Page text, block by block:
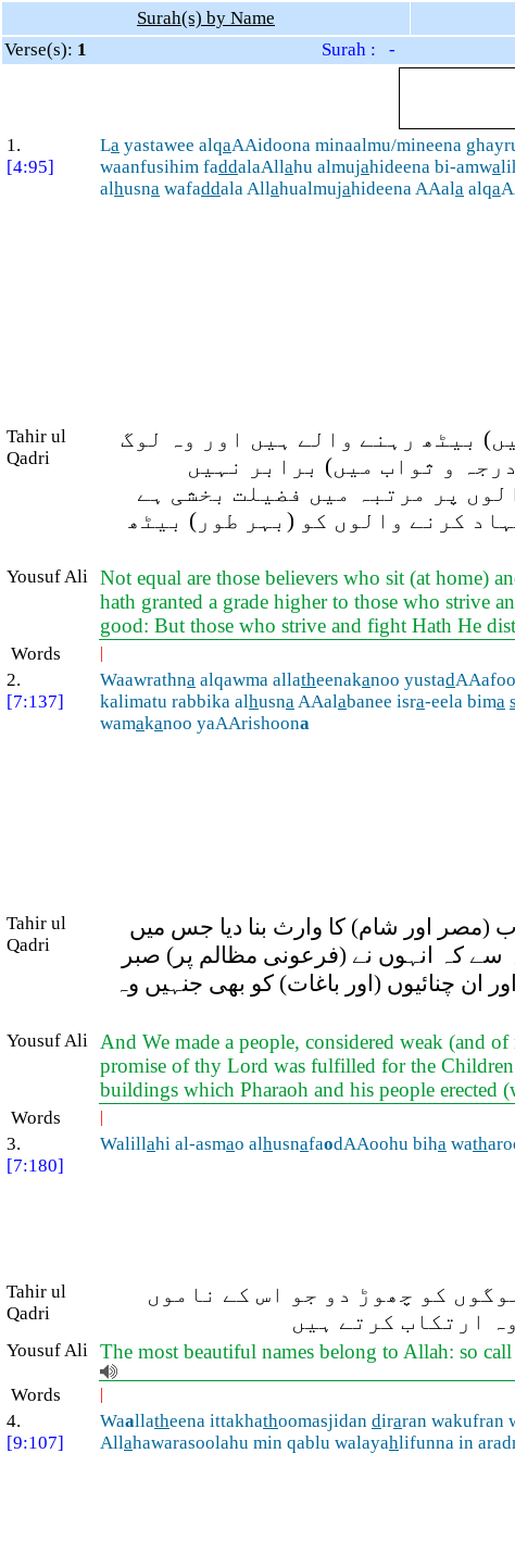
Surah(s) by Name
Verse(s): 1 Surah : -
1.
[4:95]
La yastawee alqaAAidoona minaalmu/mineena
waanfusihim faddalaAllahu almujahideena bi-amwa
alhusna wafaddala Allahualmujahideena AAala alqa
Tahir ul
Qadri
بیٹھ رہنے والے ہیں اور وہ لوگ
و ثواب میں) برابر نہیں
پر مرتبہ میں فضیلت بخشی ہے
کرنے والوں کو (بہر طور) بیٹھ
Yousuf Ali Not equal are those believers who sit (at home)
hath granted a grade higher to those who strive
good: But those who strive and fight Hath He
Words |
2.
[7:137]
Waawrathna alqawma allatheenakanoo yustad
kalimatu rabbika alhusnaAAalabanee isra-eela bima s
wamakanoo yaAArishoona
Tahir ul
Qadri
اور شام) کا وارث بنا دیا جس میں
سے کہ انہوں نے (فرعونی مظالم پر) صبر
ان چنائیوں (اور باغات) کو بھی جنہیں وہ
Yousuf Ali
And We made a people, considered weak (and
promise of thy Lord was fulfilled for the Children
buildings which Pharaoh and his people erected
Words |
3.
[7:180]
Walillahi al-asmao alhusnafaodAAoohu biha wath
Tahir ul
Qadri
کو چھوڑ دو جو اس کے ناموں
ارتکاب کرتے ہیں
Yousuf Ali The most beautiful names belong to Allah: so
Words |
4.
[9:107]
Waallatheena ittakhathoomasjidan diraran wakufran
Allahawarasoolahu min qablu walayahlifunna in